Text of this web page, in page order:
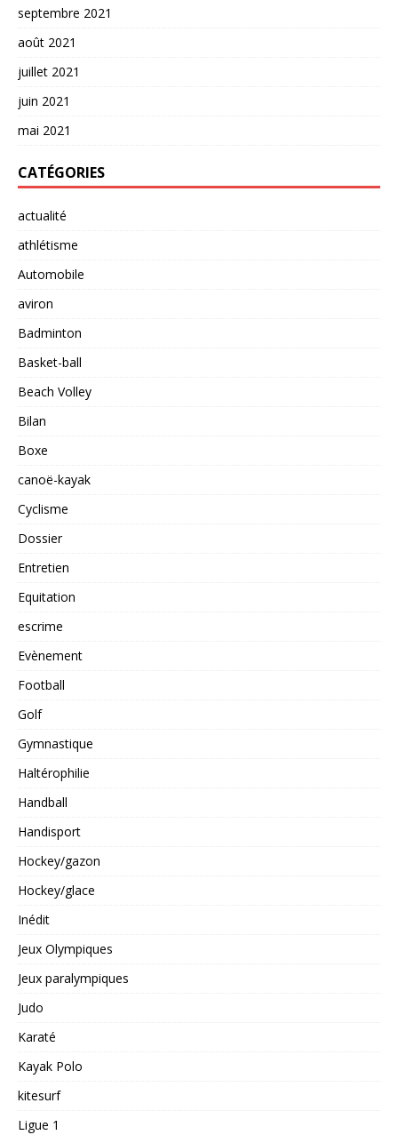
septembre 2021
août 2021
juillet 2021
juin 2021
mai 2021
CATÉGORIES
actualité
athlétisme
Automobile
aviron
Badminton
Basket-ball
Beach Volley
Bilan
Boxe
canoë-kayak
Cyclisme
Dossier
Entretien
Equitation
escrime
Evènement
Football
Golf
Gymnastique
Haltérophilie
Handball
Handisport
Hockey/gazon
Hockey/glace
Inédit
Jeux Olympiques
Jeux paralympiques
Judo
Karaté
Kayak Polo
kitesurf
Ligue 1